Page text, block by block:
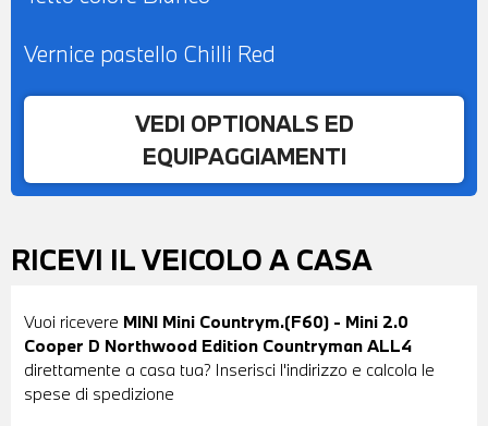
Vernice pastello Chilli Red
VEDI OPTIONALS ED
EQUIPAGGIAMENTI
RICEVI IL VEICOLO A CASA
Vuoi ricevere MINI Mini Countrym.(F60) - Mini 2.0
Cooper D Northwood Edition Countryman ALL4
direttamente a casa tua? Inserisci l'indirizzo e calcola le
spese di spedizione